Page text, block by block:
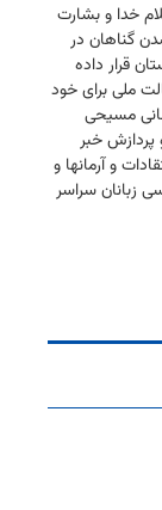
خدا و بشارت
گناهان در
قرار داده
ملی برای خود
مسیحی
پردازش خبر
و آرمانها و
زبانان سراسر